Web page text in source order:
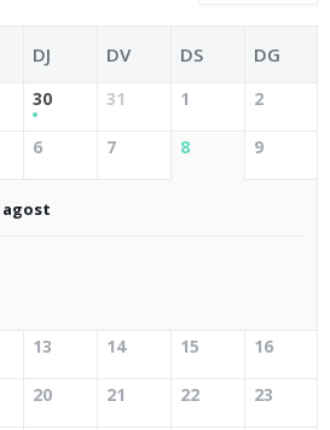
DJ DV DS DG
30 31 1 2
6 7 8 9
agost
13 14 15 16
20 21 22 23